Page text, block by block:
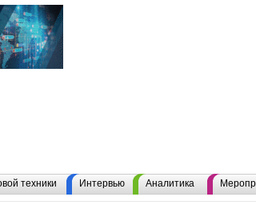
техники Интервью Аналитика